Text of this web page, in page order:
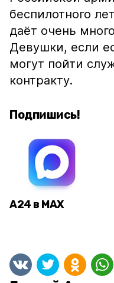
беспилотного
даёт очень
Девушки, если
могут пойти
контракту.
Подпишись!
А24 в MAX